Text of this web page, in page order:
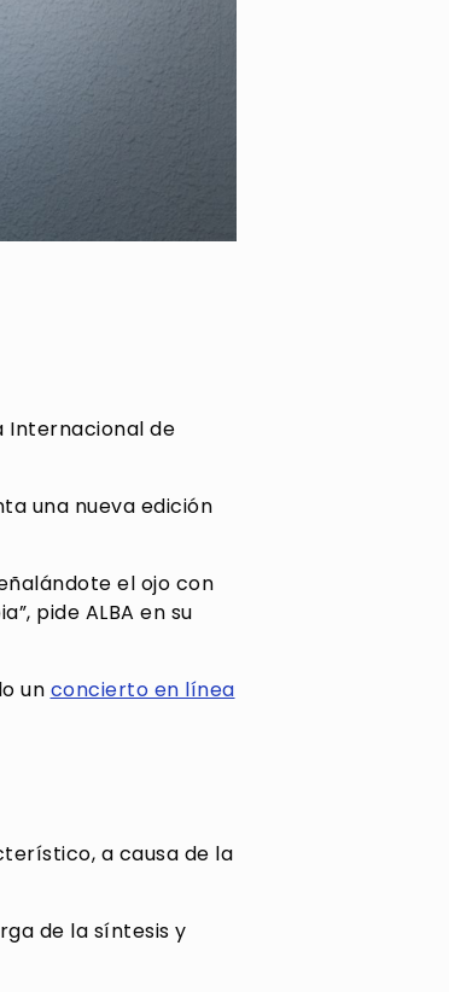
Internacional de
una nueva edición
el ojo con
pide ALBA en su
un concierto en línea
a causa de la
de la síntesis y